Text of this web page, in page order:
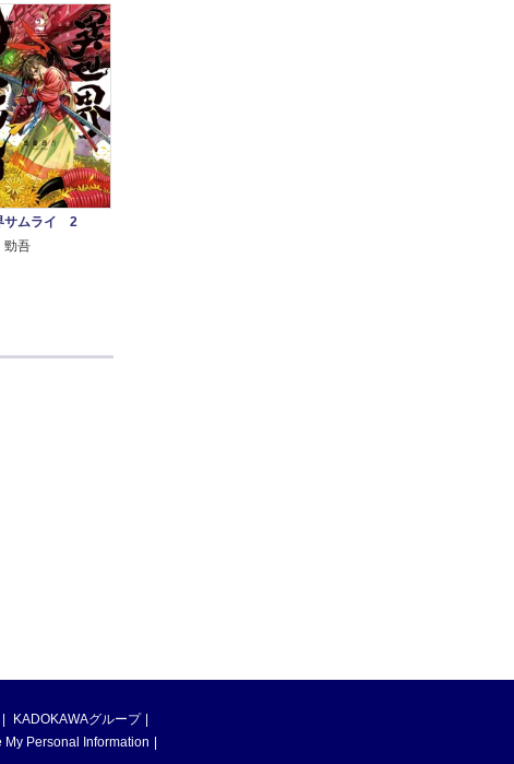
サムライ 2
吾
KADOKAWAグループ
My Personal Information